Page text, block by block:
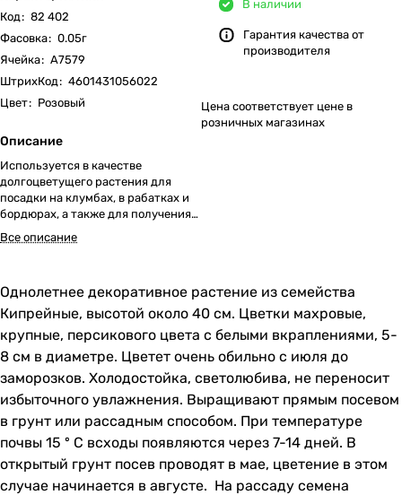
Код: 82 402
Фасовка: 0.05г
Ячейка: А7579
ШтрихКод: 4601431056022
Цвет: Розовый
Описание
Используется в качестве
долгоцветущего растения для
посадки на клумбах, в рабатках и
бордюрах, а также для получения
срезки.
Все описание
В наличии
Гарантия качества от
производителя
Цена соответствует цене в
розничных магазинах
Однолетнее декоративное растение из семейства
Кипрейные, высотой около 40 см. Цветки махровые,
крупные, персикового цвета с белыми вкраплениями, 5-
8 см в диаметре. Цветет очень обильно с июля до
заморозков. Холодостойка, светолюбива, не переносит
избыточного увлажнения. Выращивают прямым посевом
в грунт или рассадным способом. При температуре
почвы 15 º С всходы появляются через 7-14 дней. В
открытый грунт посев проводят в мае, цветение в этом
случае начинается в августе. На рассаду семена